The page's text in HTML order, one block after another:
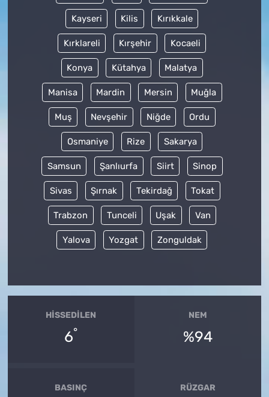
Kayseri Kilis Kırıkkale
Kırklareli Kırşehir Kocaeli
Konya Kütahya Malatya
Manisa Mardin Mersin Muğla
Muş Nevşehir Niğde Ordu
Osmaniye Rize Sakarya
Samsun Şanlıurfa Siirt Sinop
Sivas Şırnak Tekirdağ Tokat
Trabzon Tunceli Uşak Van
Yalova Yozgat Zonguldak
HISSEDILEN
6°
NEM
%94
BASINÇ RÜZGAR